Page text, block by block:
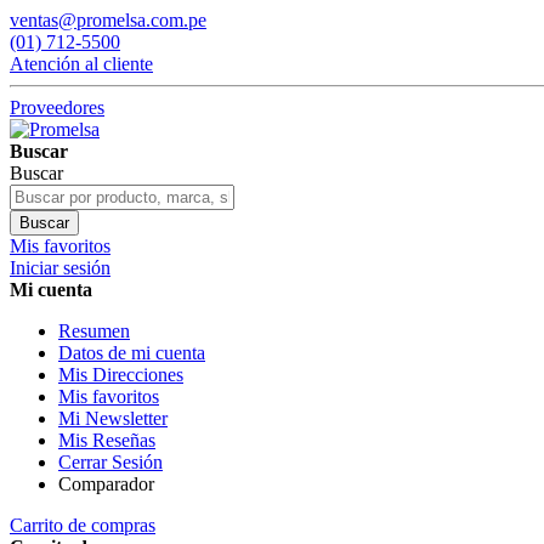
ventas@promelsa.com.pe
(01) 712-5500
Atención al cliente
Proveedores
Buscar
Buscar
Buscar
Mis favoritos
Iniciar sesión
Mi cuenta
Resumen
Datos de mi cuenta
Mis Direcciones
Mis favoritos
Mi Newsletter
Mis Reseñas
Cerrar Sesión
Comparador
Carrito de compras